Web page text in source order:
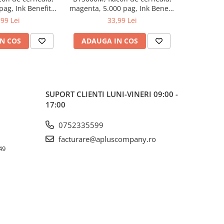
Ink Benefit
T700W
Lei
COS
magenta, 5.000 pag, Ink Benefit
DCP-T300/T500W/T700W
33,99 Lei
ADAUGA IN COS
SUPORT CLIENTI LUNI-VINERI 09:00 -
17:00
0752335599
facturare@apluscompany.ro